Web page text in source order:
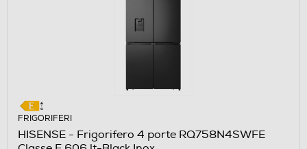
FRIGORIFERI
HISENSE - Frigorifero 4 porte RQ758N4SWFE